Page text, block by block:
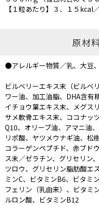
【１粒あたり】３．１５kcal
原材
●アレルギー物質／乳、大豆
ビルベリーエキス末（ビルベ
ワー油、加工油脂、DHA含有
イチョウ葉エキス末、メグス
サメ軟骨エキス末、ココナッ
Q10、オリーブ油、アマニ油
リポ酸、ヤツメウナギ油、松
コラーゲンペプチド、赤ブド
ス末／ゼラチン、グリセリン
ツロウ、グリセリン脂肪酸エ
ミンC、ビタミンB6、ビタミ
フェリン（乳由来）、ビタミ
ルロン酸、ビタミンB12